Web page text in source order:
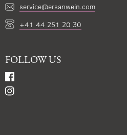
service@ersanwein.com
+41 44 251 20 30
FOLLOW US